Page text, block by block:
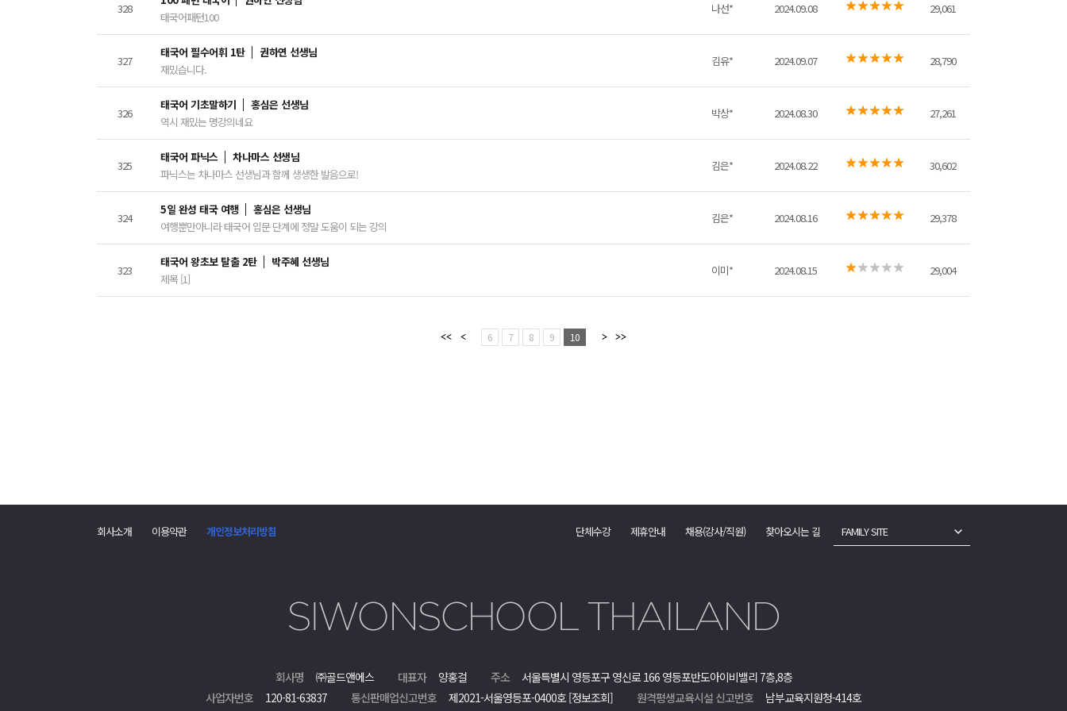
328
태국어패턴100
나선* 2024.09.08 29,061
327
태국어 필수어휘 1탄
권하연 선생님
재밌습니다.
김유* 2024.09.07 28,790
326
태국어 기초말하기
홍심은 선생님
역시 재밌는 명강의네요
박상* 2024.08.30 27,261
325
태국어 파닉스
차나마스 선생님
파닉스는 차나마스 선생님과 함께 생생한 발음으로!
김은* 2024.08.22 30,602
324
5일 완성 태국 여행
홍심은 선생님
여행뿐만아니라 태국어 입문 단계에 정말 도움이 되는 강의
김은* 2024.08.16 29,378
323
태국어 왕초보 탈출 2탄
박주혜 선생님
제목 [1]
이미* 2024.08.15 29,004
6 7 8 9 10
회사소개 이용약관 개인정보처리방침 단체수강 제휴안내 채용(강사/직원) 찾아오시는 길 FAMILY SITE
회사명 ㈜골드앤에스 대표자 양홍걸 주소
서울특별시 영등포구 영신로 166 영등포반도아이비밸리 7층,8층
사업자번호
120-81-63837 통신판매업신고번호 제2021-서울영등포-0400호 [정보조회] 원격평생교육시설 신고번호
남부교육지원청-414호